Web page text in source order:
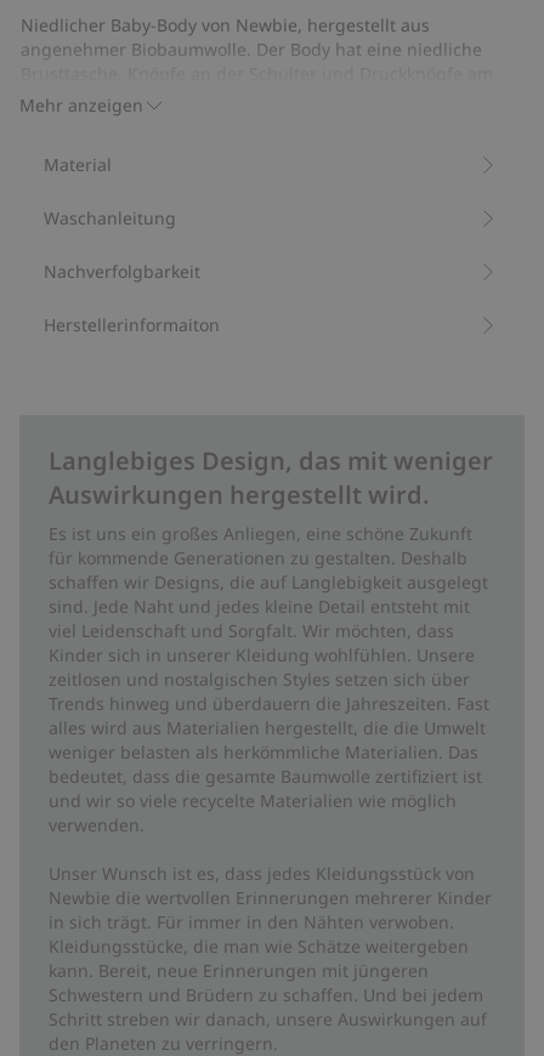
23
Bewertungen
Mehr anzeigen
Niedlicher Baby-Body von Newbie, hergestellt aus
angenehmer Biobaumwolle. Der Body hat eine niedliche
Zwickel. Weiches Rippbündchen an Ausschnitt und
Artikelnummer
Material
Waschanleitung
Nachverfolgbarkeit
Herstellerinformaiton
Langlebiges Design, das mit weniger
Auswirkungen hergestellt wird.
Es ist uns ein großes Anliegen, eine schöne Zukunft
für kommende Generationen zu gestalten. Deshalb
schaffen wir Designs, die auf Langlebigkeit ausgelegt
sind. Jede Naht und jedes kleine Detail entsteht mit
viel Leidenschaft und Sorgfalt. Wir möchten, dass
Kinder sich in unserer Kleidung wohlfühlen. Unsere
zeitlosen und nostalgischen Styles setzen sich über
Trends hinweg und überdauern die Jahreszeiten. Fast
alles wird aus Materialien hergestellt, die die Umwelt
weniger belasten als herkömmliche Materialien. Das
bedeutet, dass die gesamte Baumwolle zertifiziert ist
und wir so viele recycelte Materialien wie möglich
verwenden.
Unser Wunsch ist es, dass jedes Kleidungsstück von
Newbie die wertvollen Erinnerungen mehrerer Kinder
in sich trägt. Für immer in den Nähten verwoben.
Kleidungsstücke, die man wie Schätze weitergeben
kann. Bereit, neue Erinnerungen mit jüngeren
Schwestern und Brüdern zu schaffen. Und bei jedem
Schritt streben wir danach, unsere Auswirkungen auf
den Planeten zu verringern.